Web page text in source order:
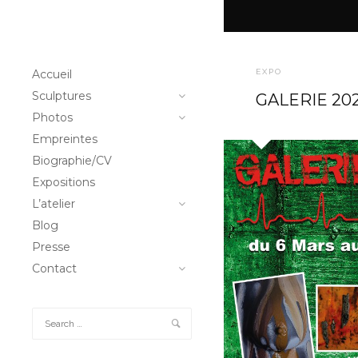
Accueil
Sculptures
Photos
Empreintes
Biographie/CV
Expositions
L’atelier
Blog
Presse
Contact
EXPO
GALERIE